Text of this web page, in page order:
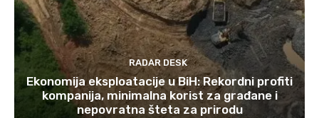
RADAR DESK
Ekonomija eksploatacije u BiH: Rekordni profiti
kompanija, minimalna korist za građane i
nepovratna šteta za prirodu